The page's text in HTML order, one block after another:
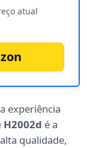
atual
experiência
é a
qualidade,